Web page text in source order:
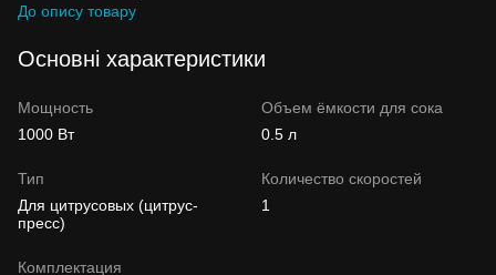
До опису товару
Основні характеристики
Мощность
1000 Вт
Объем ёмкости для сока
0.5 л
Тип
Для цитрусовых (цитрус-
пресс)
Количество скоростей
1
Комплектация